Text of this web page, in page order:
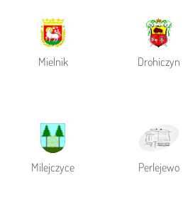
Mielnik Drohiczyn
Milejczyce Perlejewo